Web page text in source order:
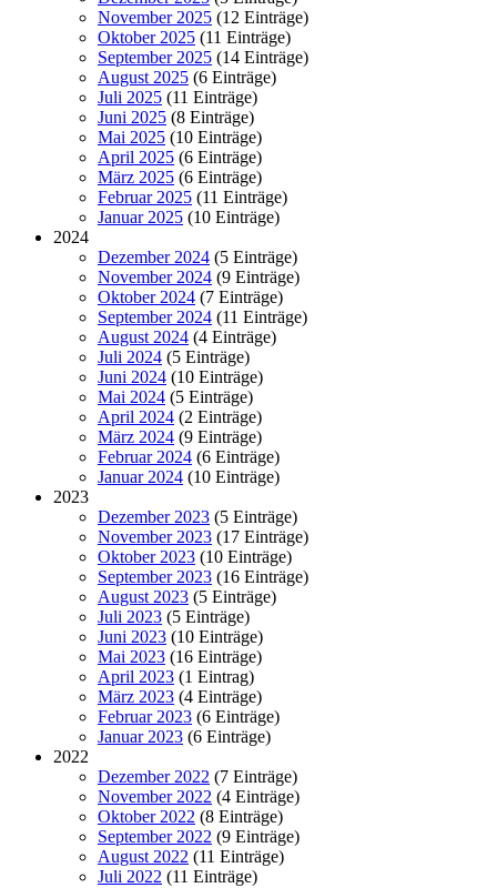
November 2025 (12 Einträge)
Oktober 2025 (11 Einträge)
September 2025 (14 Einträge)
August 2025 (6 Einträge)
Juli 2025 (11 Einträge)
Juni 2025 (8 Einträge)
Mai 2025 (10 Einträge)
April 2025 (6 Einträge)
März 2025 (6 Einträge)
Februar 2025 (11 Einträge)
Januar 2025 (10 Einträge)
2024
Dezember 2024 (5 Einträge)
November 2024 (9 Einträge)
Oktober 2024 (7 Einträge)
September 2024 (11 Einträge)
August 2024 (4 Einträge)
Juli 2024 (5 Einträge)
Juni 2024 (10 Einträge)
Mai 2024 (5 Einträge)
April 2024 (2 Einträge)
März 2024 (9 Einträge)
Februar 2024 (6 Einträge)
Januar 2024 (10 Einträge)
2023
Dezember 2023 (5 Einträge)
November 2023 (17 Einträge)
Oktober 2023 (10 Einträge)
September 2023 (16 Einträge)
August 2023 (5 Einträge)
Juli 2023 (5 Einträge)
Juni 2023 (10 Einträge)
Mai 2023 (16 Einträge)
April 2023 (1 Eintrag)
März 2023 (4 Einträge)
Februar 2023 (6 Einträge)
Januar 2023 (6 Einträge)
2022
Dezember 2022 (7 Einträge)
November 2022 (4 Einträge)
Oktober 2022 (8 Einträge)
September 2022 (9 Einträge)
August 2022 (11 Einträge)
Juli 2022 (11 Einträge)